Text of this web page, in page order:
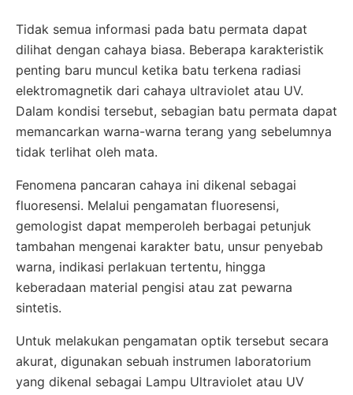
Tidak semua informasi pada batu permata dapat
dilihat dengan cahaya biasa. Beberapa karakteristik
penting baru muncul ketika batu terkena radiasi
elektromagnetik dari cahaya ultraviolet atau UV.
Dalam kondisi tersebut, sebagian batu permata dapat
memancarkan warna-warna terang yang sebelumnya
tidak terlihat oleh mata.
Fenomena pancaran cahaya ini dikenal sebagai
fluoresensi. Melalui pengamatan fluoresensi,
gemologist dapat memperoleh berbagai petunjuk
tambahan mengenai karakter batu, unsur penyebab
warna, indikasi perlakuan tertentu, hingga
keberadaan material pengisi atau zat pewarna
sintetis.
Untuk melakukan pengamatan optik tersebut secara
akurat, digunakan sebuah instrumen laboratorium
yang dikenal sebagai Lampu Ultraviolet atau UV